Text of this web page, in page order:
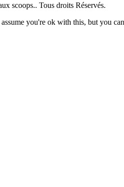
scoops.. Tous droits Réservés.
you're ok with this, but you